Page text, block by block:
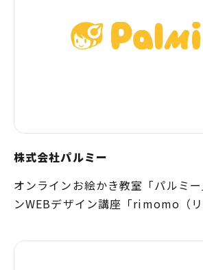
株式会社パルミー
オンラインお絵かき教室「パルミ
ンWEBデザイン講座「rimomo（